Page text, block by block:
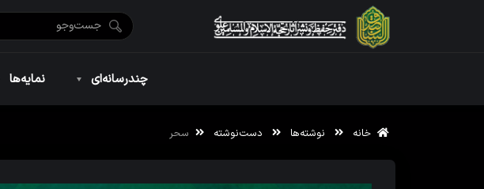
چندرسانه‌ای نمایه‌ها
خانه نوشته‌ها دست‌نوشته سحر